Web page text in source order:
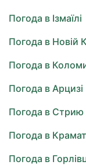
Погода в Ізмаїлі
Погода в Новій
Погода в
Погода в Арцизі
Погода в Стрию
Погода в
Погода в